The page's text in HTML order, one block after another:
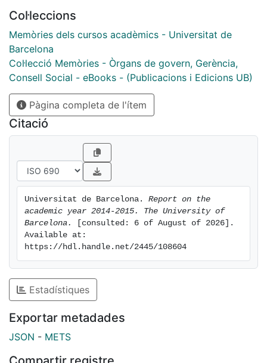
Col·leccions
Memòries dels cursos acadèmics - Universitat de
Barcelona
Col·lecció Memòries - Òrgans de govern, Gerència,
Consell Social - eBooks - (Publicacions i Edicions UB)
Pàgina completa de l'ítem
Citació
Universitat de Barcelona. Report on the
academic year 2014-2015. The University of
Barcelona.
[consulted: 6 of August of 2026].
Available at:
https://hdl.handle.net/2445/108604
Estadístiques
Exportar metadades
JSON - METS